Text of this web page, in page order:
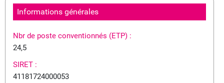
Informations générales
Nbr de poste conventionnés (ETP) :
24,5
SIRET :
41181724000053